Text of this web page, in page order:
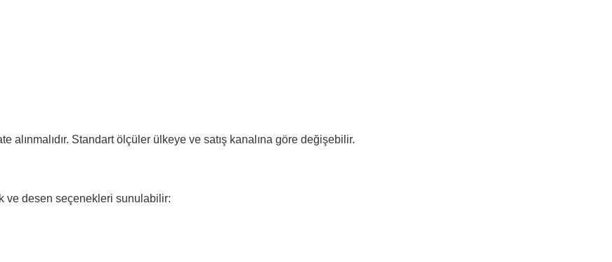
alınmalıdır. Standart ölçüler ülkeye ve satış kanalına göre değişebilir.
ve desen seçenekleri sunulabilir: